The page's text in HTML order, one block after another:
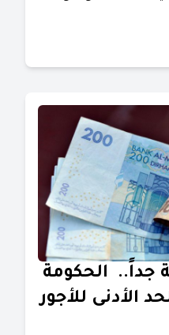
جداً.. الحكومة
الأدنى للأجور